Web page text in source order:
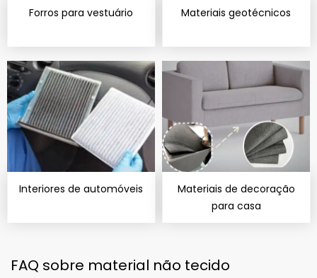
Forros para vestuário Materiais geotécnicos
Interiores de automóveis
Materiais de decoração
para casa
FAQ sobre material não tecido